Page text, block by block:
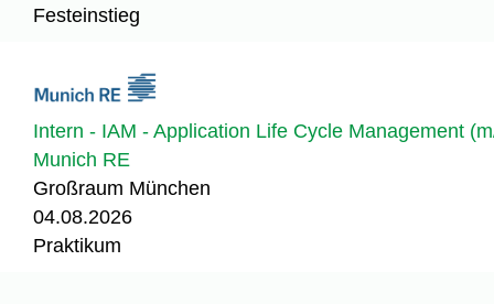
Festeinstieg
Intern - IAM - Application Life Cycle Management
Munich RE
Großraum München
04.08.2026
Praktikum